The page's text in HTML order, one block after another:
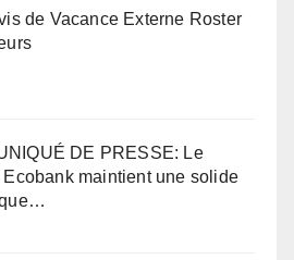
de Vacance Externe Roster
DE PRESSE: Le
Ecobank maintient une solide